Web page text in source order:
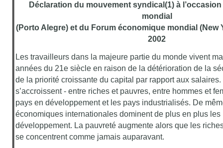
Déclaration du mouvement syndical(1) à
mondial
(Porto Alegre) et du Forum économique mondial (New
2002
Les travailleurs dans la majeure partie du monde vivent
années du 21e siècle en raison de la détérioration de la
de la priorité croissante du capital par rapport aux
s’accroissent - entre riches et pauvres, entre hommes et
pays en développement et les pays industrialisés. De
économiques internationales dominent de plus en plus les
développement. La pauvreté augmente alors que les
se concentrent comme jamais auparavant.